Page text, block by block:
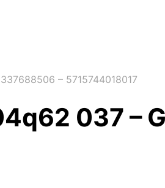
– 5715744018017
037 –